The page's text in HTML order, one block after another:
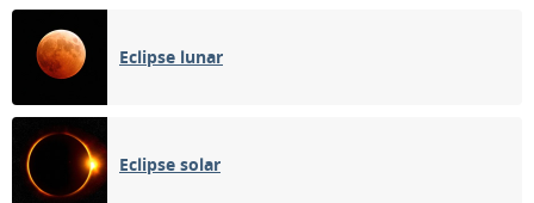
Eclipse lunar
Eclipse solar